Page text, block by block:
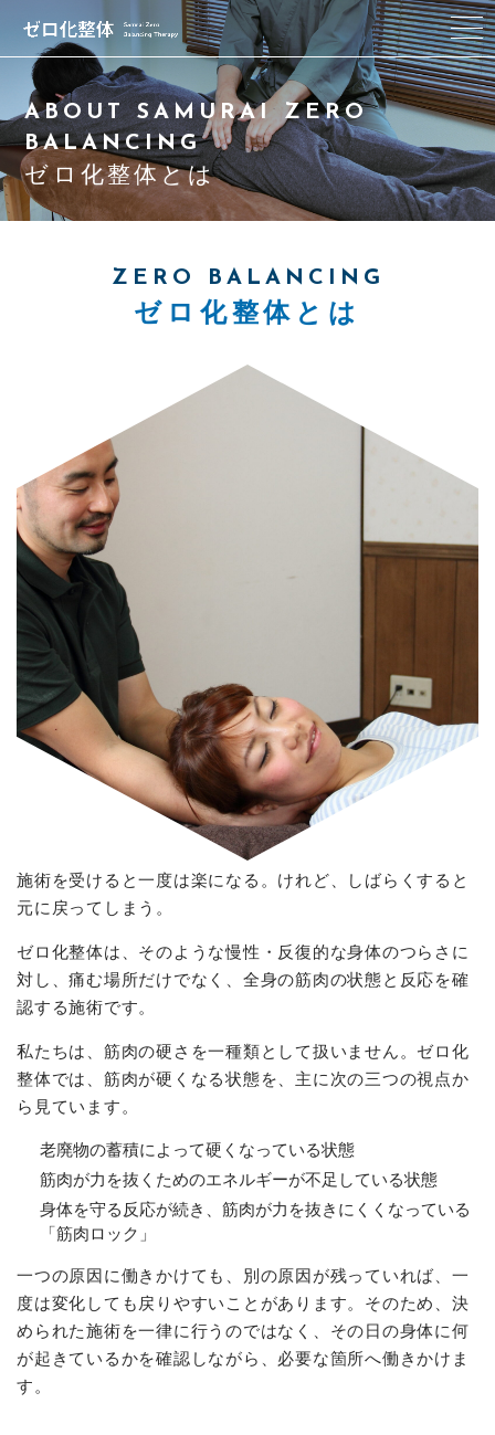
ゼロ化整体とは
私たちの想い
セラピスト
お問い合わせ
サイトマップ
RESERVATION
施術のご予約はこちら
ネットでお申し込み
今すぐ予約する
24時間受付中
お電話での受付
050-7119-1040
お客様専用。営業電話ご遠慮ください。
ABOUT SAMURAI ZERO
BALANCING
ゼロ化整体とは
ZERO BALANCING
ゼロ化整体とは
施術を受けると一度は楽になる。けれど、しばらくすると
元に戻ってしまう。
ゼロ化整体は、そのような慢性・反復的な身体のつらさに
対し、痛む場所だけでなく、全身の筋肉の状態と反応を確
認する施術です。
私たちは、筋肉の硬さを一種類として扱いません。ゼロ化
整体では、筋肉が硬くなる状態を、主に次の三つの視点か
ら見ています。
老廃物の蓄積によって硬くなっている状態
筋肉が力を抜くためのエネルギーが不足している状態
身体を守る反応が続き、筋肉が力を抜きにくくなっている
「筋肉ロック」
一つの原因に働きかけても、別の原因が残っていれば、一
度は変化しても戻りやすいことがあります。そのため、決
められた施術を一律に行うのではなく、その日の身体に何
が起きているかを確認しながら、必要な箇所へ働きかけま
す。